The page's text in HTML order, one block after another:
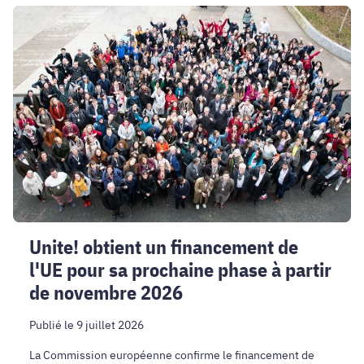
Unite!
obtient
un
financement
de
l'UE
pour
sa
prochaine
phase
à
partir
novembre
2026
Unite! obtient un financement de
l'UE pour sa prochaine phase à partir
de novembre 2026
Publié le 9 juillet 2026
La Commission européenne confirme le financement de